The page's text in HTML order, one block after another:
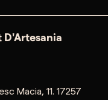
Macia, 11. 17257